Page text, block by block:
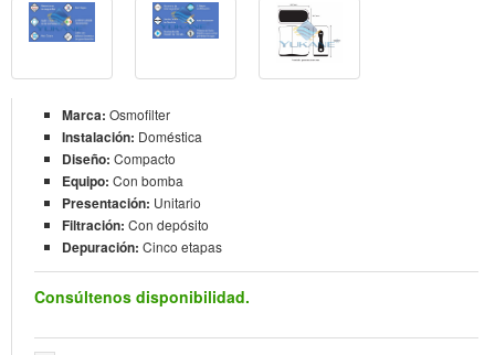
Marca: Osmofilter
Instalación: Doméstica
Diseño: Compacto
Equipo: Con bomba
Presentación: Unitario
Filtración: Con depósito
Depuración: Cinco etapas
Consúltenos disponibilidad.